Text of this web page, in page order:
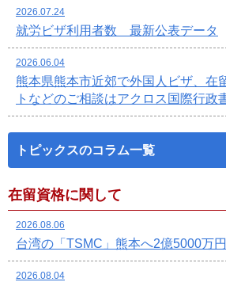
2026.07.24
就労ビザ利用者数 最新公表データ
2026.06.04
熊本県熊本市近郊で外国人ビザ、在
トなどのご相談はアクロス国際行政
トピックスのコラム一覧
在留資格に関して
2026.08.06
台湾の「TSMC」熊本へ2億5000万
2026.08.04